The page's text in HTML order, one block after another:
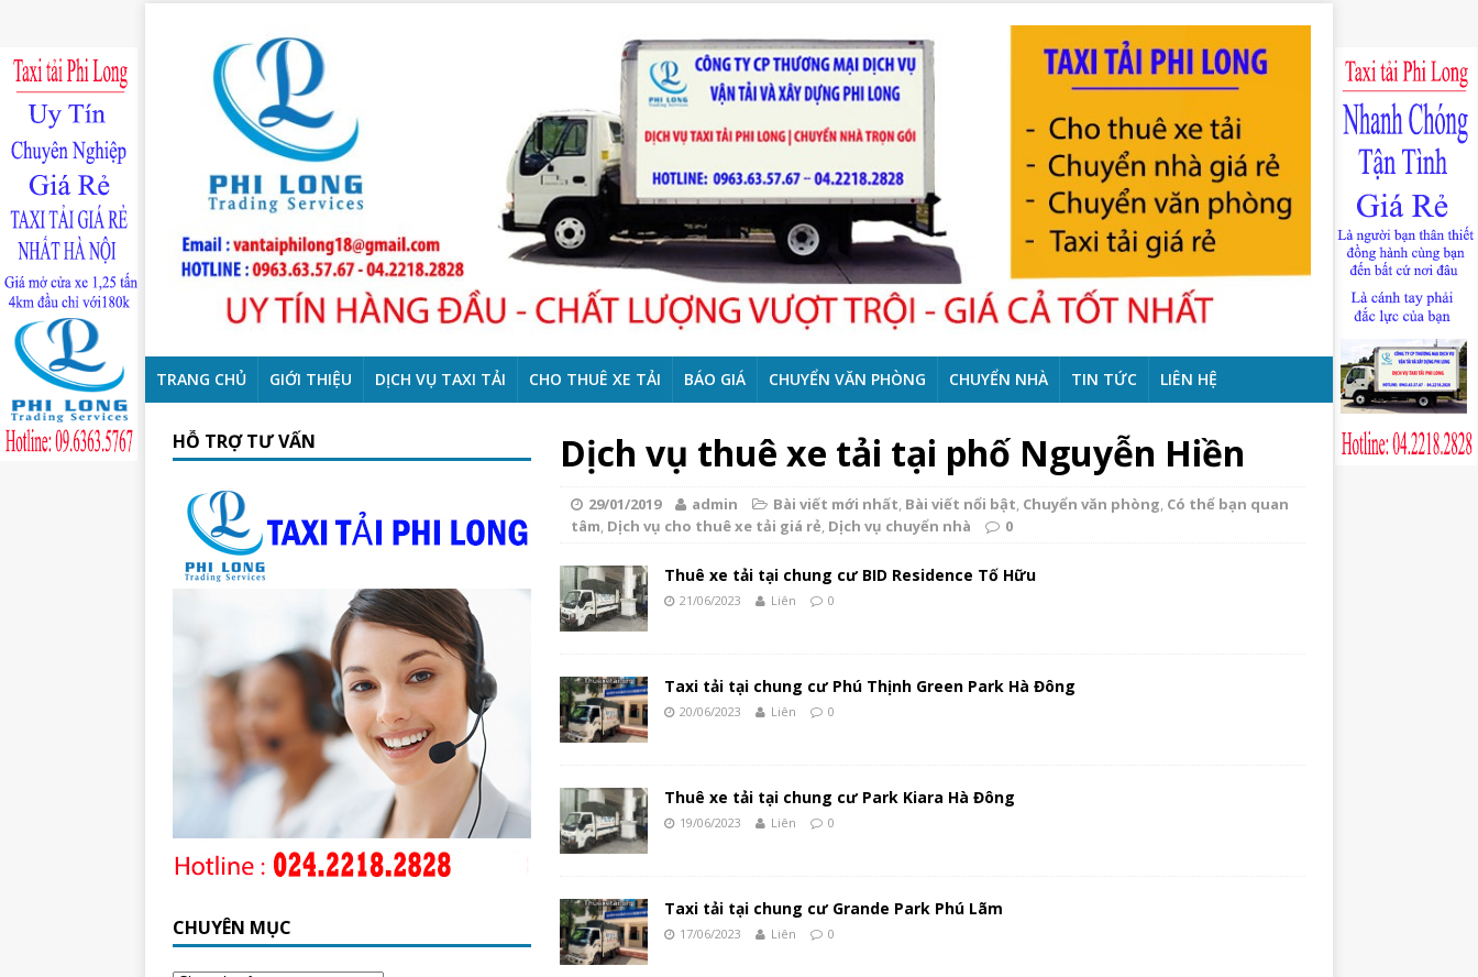
TRANG CHỦ GIỚI THIỆU DỊCH VỤ TAXI TẢI CHO THUÊ XE TẢI BÁO GIÁ CHUYỂN VĂN PHÒNG CHUYỂN NHÀ TIN TỨC LIÊN HỆ
Dịch vụ thuê xe tải tại phố Nguyễn Hiền
29/01/2019 admin Bài viết mới nhất, Bài viết nổi bật, Chuyển văn phòng, Có thể bạn quan
tâm, Dịch vụ cho thuê xe tải giá rẻ, Dịch vụ chuyển nhà 0
Thuê xe tải tại chung cư BID Residence Tố Hữu
21/06/2023 Liên 0
Taxi tải tại chung cư Phú Thịnh Green Park Hà Đông
20/06/2023 Liên 0
Thuê xe tải tại chung cư Park Kiara Hà Đông
19/06/2023 Liên 0
Taxi tải tại chung cư Grande Park Phú Lãm
17/06/2023 Liên 0
HỖ TRỢ TƯ VẤN
CHUYÊN MỤC